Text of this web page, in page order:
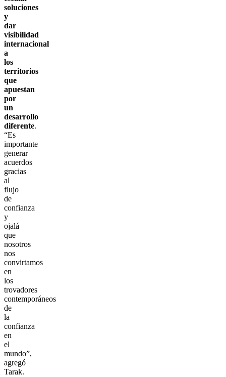
soluciones
y
dar
visibilidad
internacional
a
los
territorios
que
apuestan
por
un
desarrollo
diferente.
“Es
importante
generar
acuerdos
gracias
al
flujo
de
confianza
y
ojalá
que
nosotros
nos
convirtamos
en
los
trovadores
contemporáneos
de
la
confianza
en
el
mundo”,
agregó
Tarak.